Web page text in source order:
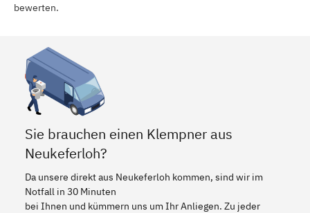
bewerten.
Sie brauchen einen Klempner aus
Neukeferloh?
Da unsere direkt aus Neukeferloh kommen, sind wir im
Notfall in 30 Minuten
bei Ihnen und kümmern uns um Ihr Anliegen. Zu jeder